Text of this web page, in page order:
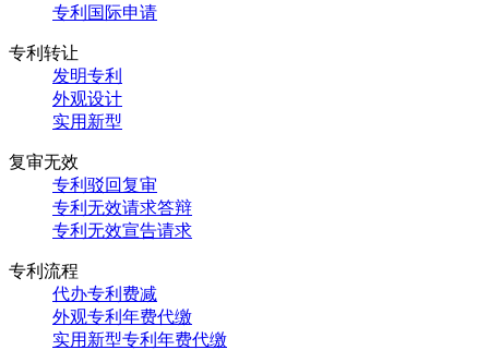
专利国际申请
专利转让
发明专利
外观设计
实用新型
复审无效
专利驳回复审
专利无效请求答辩
专利无效宣告请求
专利流程
代办专利费减
外观专利年费代缴
实用新型专利年费代缴